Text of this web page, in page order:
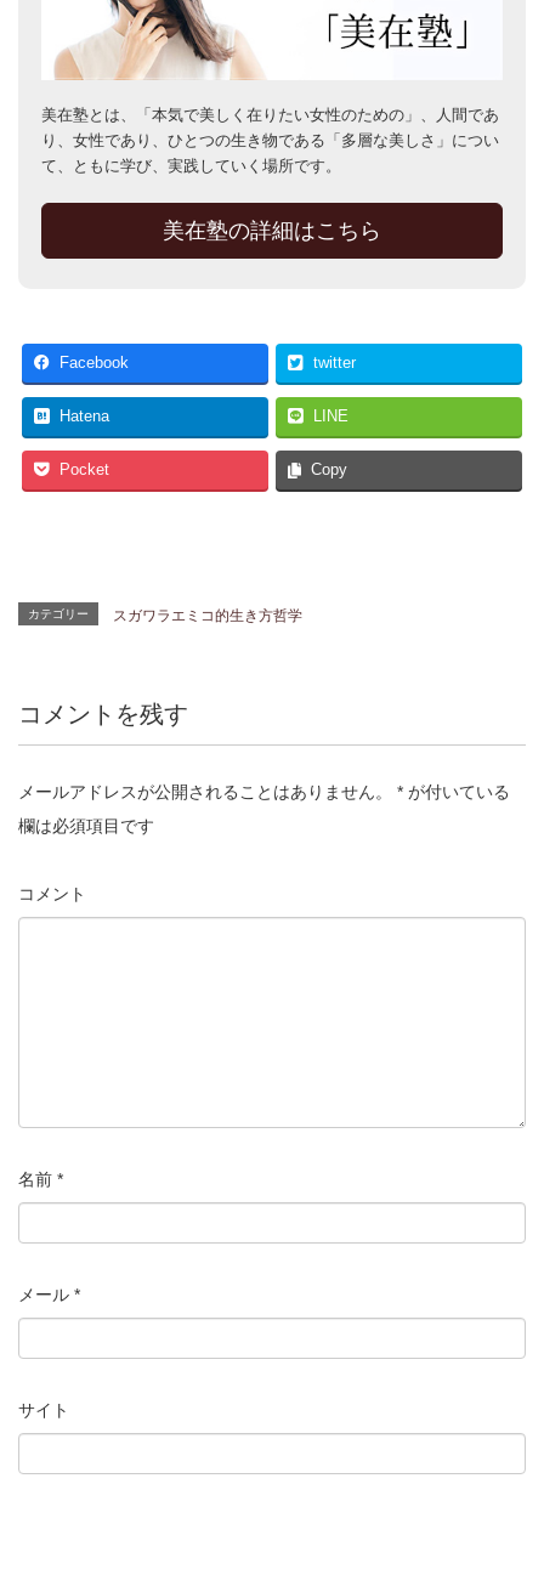
美在塾とは、「本気で美しく在りたい女性のための」、人間であ
り、女性であり、ひとつの生き物である「多層な美しさ」につい
て、ともに学び、実践していく場所です。
美在塾の詳細はこちら
Facebook twitter
Hatena LINE
Pocket Copy
カテゴリー スガワラエミコ的生き方哲学
コメントを残す
メールアドレスが公開されることはありません。 * が付いている
欄は必須項目です
コメント
名前 *
メール *
サイト